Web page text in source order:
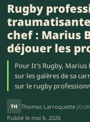
Rugby
chef : Marius
déjouer les
Pour It's Rugby, Marius
sur les galères de sa
sur le rugby
TH Thomas Larroquette
Publié le mai 6, 2026